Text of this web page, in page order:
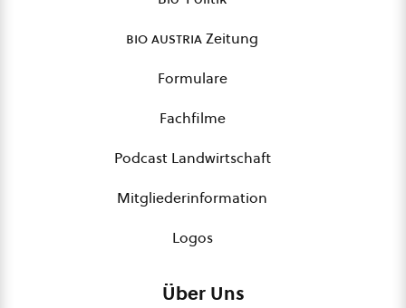
bio austriaZeitung
Formulare
Fachfilme
Podcast Landwirtschaft
Mitgliederinformation
Logos
Über Uns